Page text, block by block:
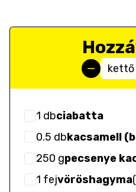
1 dbciabatta
0.5 dbkacsamell
250 gpecsenye
1 fejvöröshagyma(